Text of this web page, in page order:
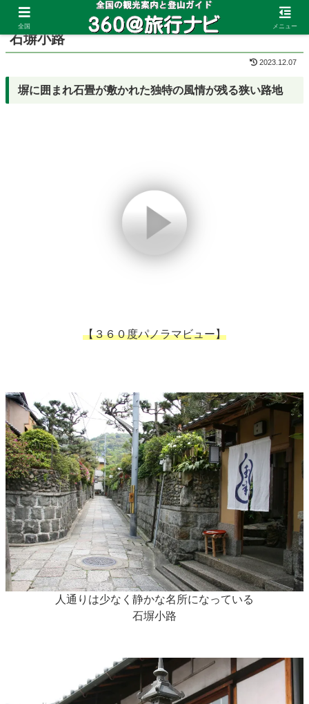
ホーム 京都府 東山
石塀小路
2023.12.07
塀に囲まれ石畳が敷かれた独特の風情が残る狭い路地
【３６０度パノラマビュー】
人通りは少なく静かな名所になっている
石塀小路
全国 メニュー